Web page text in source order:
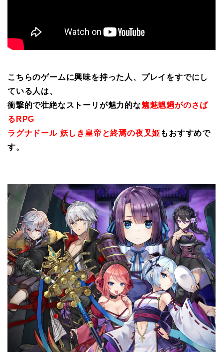
こちらのゲームに興味を持った人、プレイをすでにし
ている人は、
衝撃的で壮絶なストーリが魅力的な魑魅魍魎がのさば
るRPG
ラグナドール 妖しき皇帝と終焉の夜叉姫 もおすすめで
す。